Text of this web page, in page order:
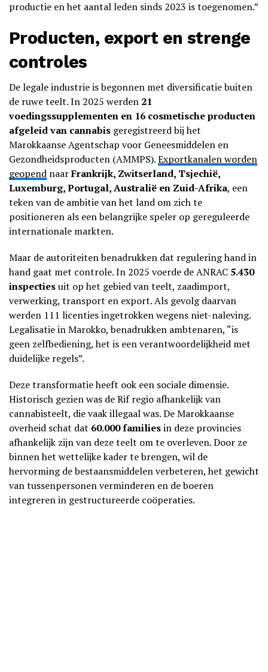
productie en het aantal leden sinds 2023 is toegenomen.”
Producten, export en strenge
controles
De legale industrie is begonnen met diversificatie buiten
de ruwe teelt. In 2025 werden 21
voedingssupplementen en 16 cosmetische producten
afgeleid van cannabis geregistreerd bij het
Marokkaanse Agentschap voor Geneesmiddelen en
Gezondheidsproducten (AMMPS).Exportkanalen worden
geopend naarFrankrijk, Zwitserland, Tsjechië,
Luxemburg, Portugal, Australië en Zuid-Afrika, een
teken van de ambitie van het land om zich te
positioneren als een belangrijke speler op gereguleerde
internationale markten.
Maar de autoriteiten benadrukken dat regulering hand in
hand gaat met controle. In 2025 voerde de ANRAC 5.430
inspectiesuit op het gebied van teelt, zaadimport,
verwerking, transport en export. Als gevolg daarvan
werden 111 licenties ingetrokken wegens niet-naleving.
Legalisatie in Marokko, benadrukken ambtenaren, “is
geen zelfbediening, het is een verantwoordelijkheid met
duidelijke regels”.
Deze transformatie heeft ook een sociale dimensie.
Historisch gezien was de Rif regio afhankelijk van
cannabisteelt, die vaak illegaal was. De Marokkaanse
overheid schat dat 60.000 familiesin deze provincies
afhankelijk zijn van deze teelt om te overleven. Door ze
binnen het wettelijke kader te brengen, wil de
hervorming de bestaansmiddelen verbeteren, het gewicht
van tussenpersonen verminderen en de boeren
integreren in gestructureerde coöperaties.